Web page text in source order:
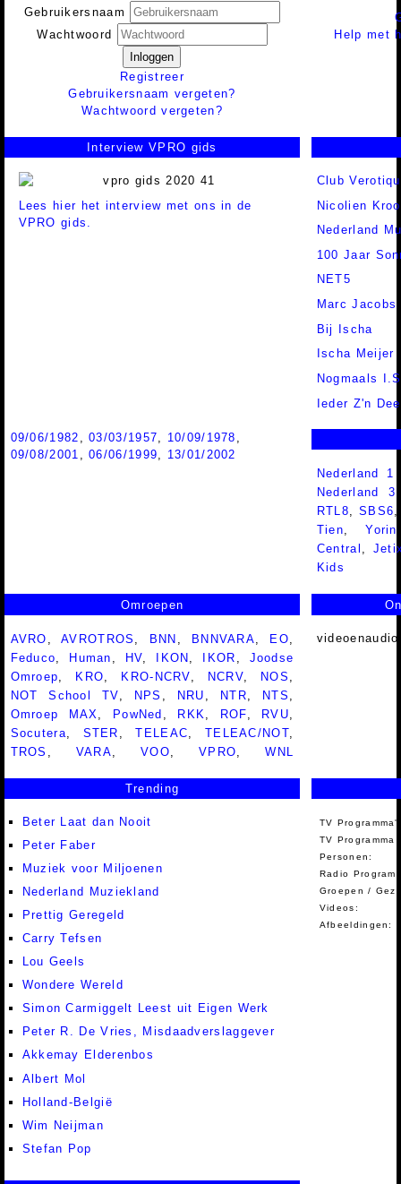
Gebruikersnaam
Wachtwoord
Inloggen
Registreer
Gebruikersnaam vergeten?
Wachtwoord vergeten?
Help met
Interview VPRO gids
Lees hier het interview met ons in de
VPRO gids.
Club
Nicolien
Nederland
100 Jaar
NET5
Marc Jacobs
Bij Ischa
Ischa Meijer
Nogmaals
Ieder Z'n
09/06/1982 ,03/03/1957 10/09/1978
09/08/2001
,06/06/1999
13/01/2002
Nederland
Nederland
RTL8,SBS6
Tien,Yorin
Central ,
Kids
Omroepen
AVRO ,AVROTROS BNN BNNVARA EO
Feduco
Human HV IKON IKOR
Joodse
Omroep
KRO KRO-NCRV NCRV NOS
NOT School TV
NPS NRU NTR NTS
Omroep MAX
PowNed RKK ROF RVU
Socutera
STER ,TELEAC TELEAC/NOT
TROS
VARA ,VOO ,VPRO ,WNL
Trending
Beter Laat dan Nooit
Peter Faber
Muziek voor Miljoenen
Nederland Muziekland
Prettig Geregeld
Carry Tefsen
Lou Geels
Wondere Wereld
Simon Carmiggelt Leest uit Eigen Werk
Peter R. De Vries, Misdaadverslaggever
Akkemay Elderenbos
Albert Mol
Holland-België
Wim Neijman
Stefan Pop
TV
TV Programma
Personen:
Radio
Groepen /
Videos:
Afbeeldingen: